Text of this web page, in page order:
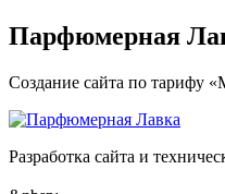
Парфюмерная
Создание сайта по тарифу
Разработка сайта и